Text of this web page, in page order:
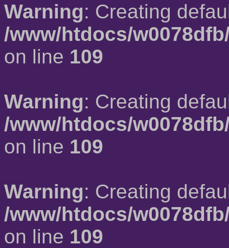
Warning: Creating
/www/htdocs/
on line 109
Warning: Creating
/www/htdocs/
on line 109
Warning: Creating
/www/htdocs/
on line 109